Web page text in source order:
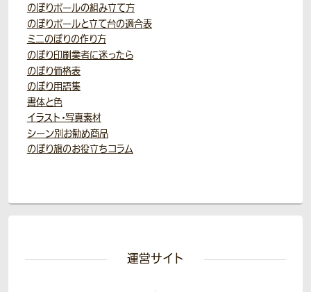
のぼりポールの組み立て方
のぼりポールと立て台の適合表
ミニのぼりの作り方
のぼり印刷業者に迷ったら
のぼり価格表
のぼり用語集
書体と色
イラスト・写真素材
シーン別お勧め商品
のぼり旗のお役立ちコラム
運営サイト